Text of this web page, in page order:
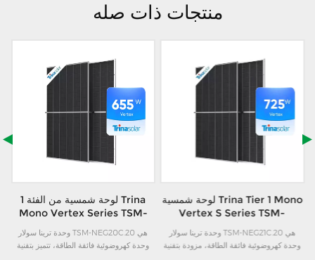
منتجات ذات صله
لوحة شمسية من الفئة 1 Trina
Mono Vertex Series TSM-
و635 واط و640 واط و645 واط
و650 واط و655 واط
وحدة ترينا سولار TSM-NEG20C.20 هي
وحدة كهروضوئية فائقة الطاقة، تتميز بتقنية
لوحة شمسية Trina Tier 1 Mono
Vertex S Series TSM-
و705 واط و710 واط و715 واط
و720 واط و725 واط
وحدة ترينا سولار TSM-NEG21C.20 هي
وحدة كهروضوئية فائقة الطاقة، مزودة بتقنية